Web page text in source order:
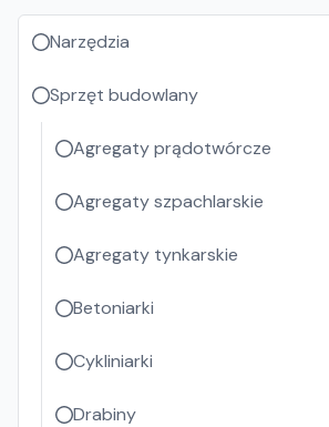
Narzędzia
Sprzęt budowlany
Agregaty prądotwórcze
Agregaty szpachlarskie
Agregaty tynkarskie
Betoniarki
Cykliniarki
Drabiny